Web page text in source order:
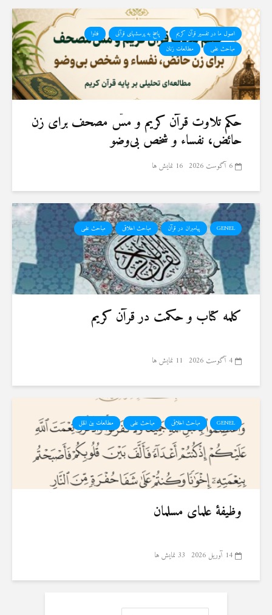
اصول ما در تفسیر قرآن کریم پاسخ به پرسشهای قرآنی
فتاوا
مباحث علمی
مطالعات زنان
حكم تلاوت قرآن كريم و مسّ مصحف برای زن
حائض، نفساء و شخص بی‌وضو
6 آگوست 2026 16 نمایش ها
GENEL پیامبران در قرآن مباحث اخلاقی مباحث علمی
کلمه کتاب و حکمت در قرآن کریم
4 آگوست 2026 11 نمایش ها
GENEL مباحث اخلاقی مباحث علمی مطالعات بین الملل
وظیفهٔ علمای مسلمان
14 آوریل 2026 33 نمایش ها